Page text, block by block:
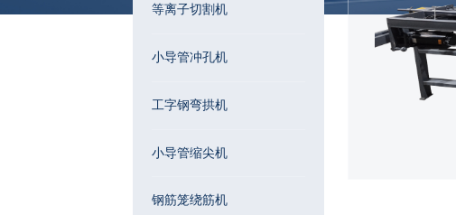
等离子切割机
小导管冲孔机
工字钢弯拱机
小导管缩尖机
钢筋笼绕筋机